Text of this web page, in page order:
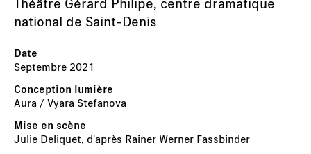
national de Saint-Denis
Septembre 2021
Aura / Vyara Stefanova
Julie Deliquet, d'après Rainer Werner Fassbinder